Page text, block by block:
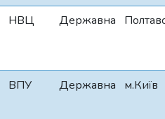
НВЦ Державна
ВПУ Державна м.Київ